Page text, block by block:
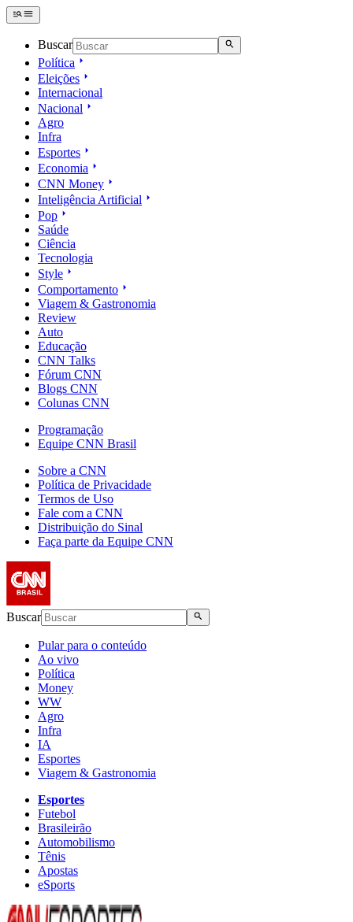
Buscar
Política
Eleições
Internacional
Nacional
Agro
Infra
Esportes
Economia
CNN Money
Inteligência Artificial
Pop
Saúde
Ciência
Tecnologia
Style
Comportamento
Viagem & Gastronomia
Review
Auto
Educação
CNN Talks
Fórum CNN
Blogs CNN
Colunas CNN
Programação
Equipe CNN Brasil
Sobre a CNN
Política de Privacidade
Termos de Uso
Fale com a CNN
Distribuição do Sinal
Faça parte da Equipe CNN
Buscar
Pular para o conteúdo
Ao vivo
Política
Money
WW
Agro
Infra
IA
Esportes
Viagem & Gastronomia
Esportes
Futebol
Brasileirão
Automobilismo
Tênis
Apostas
eSports